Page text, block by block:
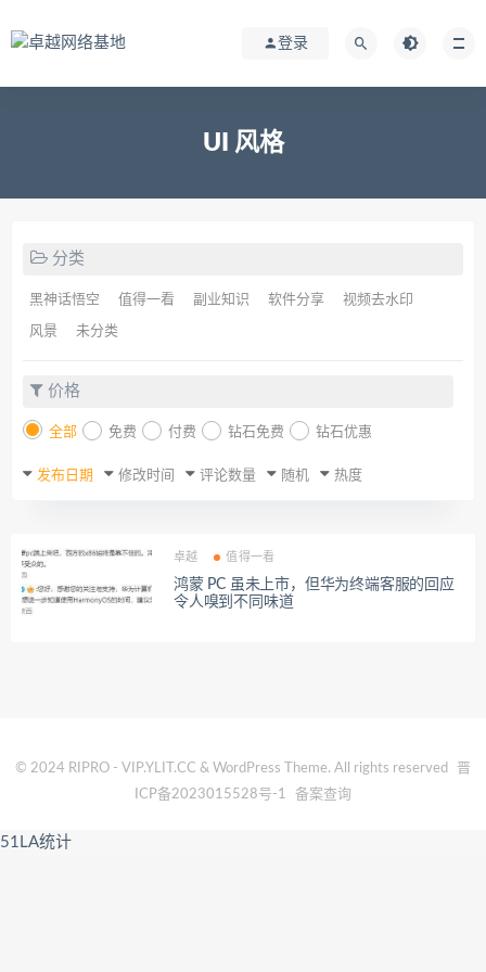
登录
UI 风格
分类
黑神话悟空 值得一看 副业知识 软件分享 视频去水印
风景 未分类
价格
全部 免费 付费 钻石免费 钻石优惠
发布日期 修改时间 评论数量 随机 热度
卓越 值得一看
鸿蒙 PC 虽未上市，但华为终端客服的回应
令人嗅到不同味道
© 2024 RIPRO - VIP.YLIT.CC & WordPress Theme. All rights reserved
晋
ICP备2023015528号-1
备案查询
51LA统计